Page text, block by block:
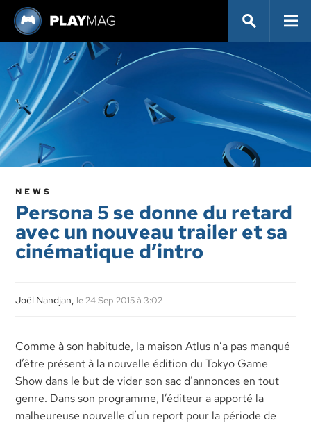
NEWS
Persona 5 se donne du retard
avec un nouveau trailer et sa
cinématique d’intro
Joël Nandjan, le 24 Sep 2015 à 3:02
Comme à son habitude, la maison Atlus n’a pas manqué
d’être présent à la nouvelle édition du Tokyo Game
Show dans le but de vider son sac d’annonces en tout
genre. Dans son programme, l’éditeur a apporté la
malheureuse nouvelle d’un report pour la période de